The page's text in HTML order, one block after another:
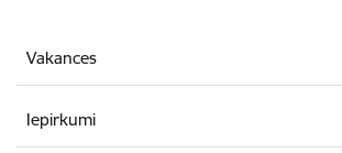
Vakances
Iepirkumi